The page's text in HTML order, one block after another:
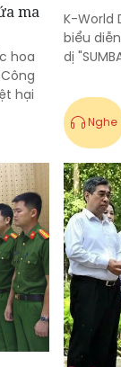
ma
hoa
hại
K-World
biểu
dị
Nghe